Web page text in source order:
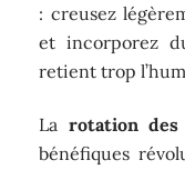
: creusez
et incorporez
retient trop
La rotation
bénéfiques